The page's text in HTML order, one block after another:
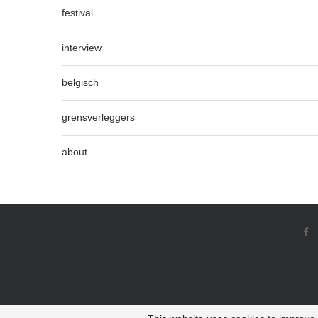
festival
interview
belgisch
grensverleggers
about